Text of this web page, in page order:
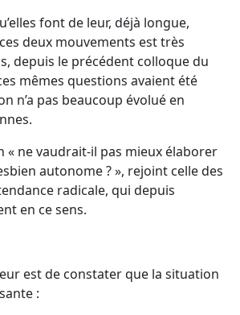
font de leur, déjà longue,
deux mouvements est très
depuis le précédent colloque du
mêmes questions avaient été
n’a pas beaucoup évolué en
« ne vaudrait-il pas mieux élaborer
autonome ? », rejoint celle des
radicale, qui depuis
en ce sens.
est de constater que la situation
: